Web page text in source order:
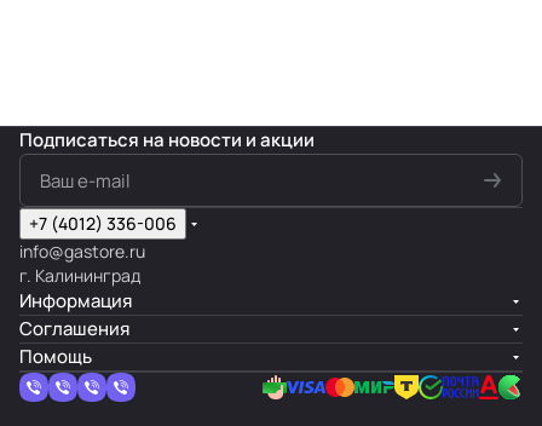
Подписаться на новости и акции
+7 (4012) 336-006
info@gastore.ru
г. Калининград
Информация
Соглашения
Помощь